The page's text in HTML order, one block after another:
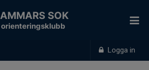
Logga in
SOK